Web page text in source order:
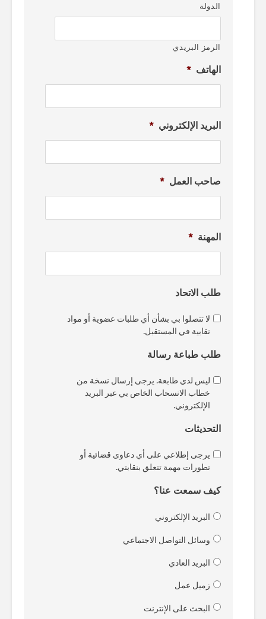
الدولة
الرمز البريدي
الهاتف *
البريد الإلكتروني *
صاحب العمل *
المهنة *
طلب الاتحاد
لا تتصلوا بي بشأن أي طلبات عضوية أو مواد
نقابية في المستقبل.
طلب طباعة رسالة
ليس لدي طابعة. يرجى إرسال نسخة من
خطاب الانسحاب الخاص بي عبر البريد
الإلكتروني.
التحديثات
يرجى إطلاعي على أي دعاوى قضائية أو
تطورات مهمة تتعلق بنقابتي.
كيف سمعت عنا؟
البريد الإلكتروني
وسائل التواصل الاجتماعي
البريد العادي
زميل عمل
البحث على الإنترنت